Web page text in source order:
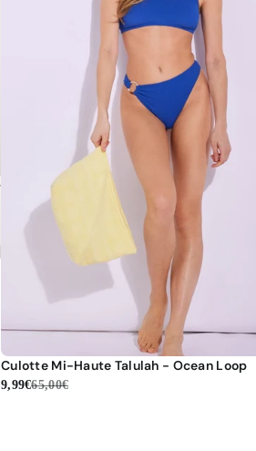
Culotte Mi-Haute Talulah - Ocean Loop
9,99€65,00€